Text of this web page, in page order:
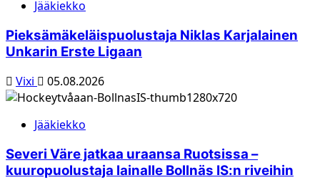
Jääkiekko
Pieksämäkeläispuolustaja Niklas Karjalainen
Unkarin Erste Ligaan
Vixi 05.08.2026
Jääkiekko
Severi Väre jatkaa uraansa Ruotsissa –
kuuropuolustaja lainalle Bollnäs IS:n riveihin